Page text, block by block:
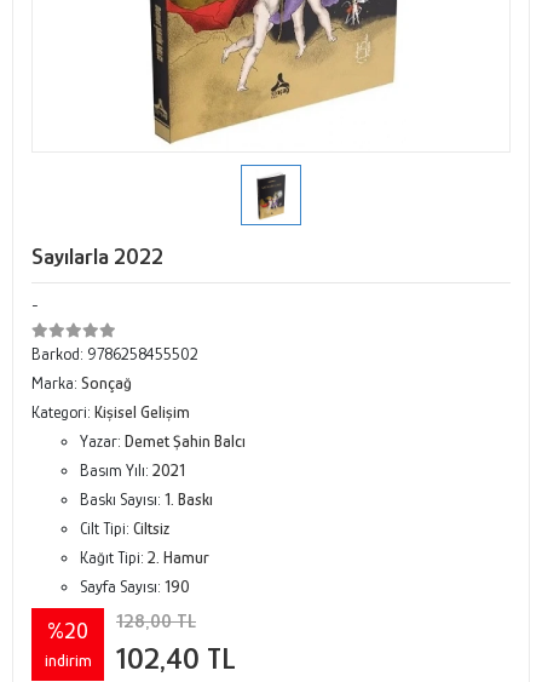
Sayılarla 2022
-
Barkod: 9786258455502
Marka: Sonçağ
Kategori: Kişisel Gelişim
Yazar: Demet Şahin Balcı
Basım Yılı: 2021
Baskı Sayısı: 1. Baskı
Cilt Tipi: Ciltsiz
Kağıt Tipi: 2. Hamur
Sayfa Sayısı: 190
%20
indirim
128,00 TL
102,40 TL